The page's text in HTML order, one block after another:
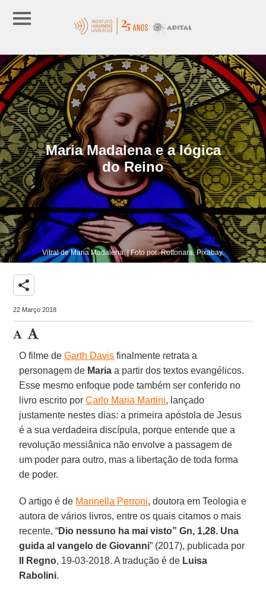
Maria Madalena e a lógica
do Reino
Vitral de Maria Madalena. | Foto por: Rottonara, Pixabay.
share
22 Março 2018
O filme deGarth Davis finalmente retrata a
personagem de Maria a partir dos textos evangélicos.
Esse mesmo enfoque pode também ser conferido no
livro escrito porCarlo Maria Martini, lançado
justamente nestes dias: a primeira apóstola de Jesus
é a sua verdadeira discípula, porque entende que a
revolução messiânica não envolve a passagem de
um poder para outro, mas a libertação de toda forma
de poder.
O artigo é de Marinella Perroni, doutora em Teologia e
autora de vários livros, entre os quais citamos o mais
recente, “Dio nessuno ha mai visto” Gn, 1,28. Una
guida al vangelo de Giovanni” (2017), publicada por
Il Regno, 19-03-2018. A tradução é de Luisa
Rabolini.